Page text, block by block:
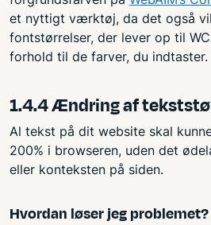
et nyttigt værktøj, da det også
fontstørrelser, der lever op til
forhold til de farver, du indtaster.
1.4.4 Ændring af
Al tekst på dit website skal
200% i browseren, uden det
eller konteksten på siden.
Hvordan løser jeg problemet?